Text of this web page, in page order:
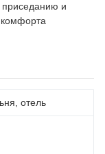
приседанию и
отель